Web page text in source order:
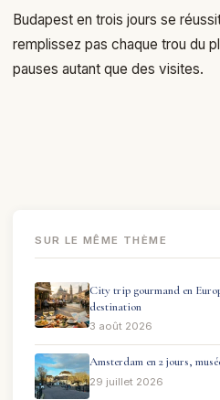
Budapest en trois jours se
remplissez pas chaque trou du
pauses autant que des visites.
SUR LE MÊME THÈME
City trip gourmand en
destination
3 août 2026
Amsterdam en 2 jours,
29 juillet 2026